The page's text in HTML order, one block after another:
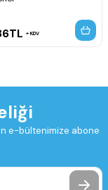
TL KDV
e-bültenimize abone